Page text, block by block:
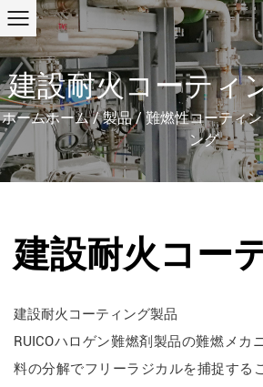
建設耐火コーティ
ホームホーム/製品/難燃性コーティ
ング
建設耐火コー
建設耐火コーティング製品
RUICOハロゲン難燃剤製品の難燃メカ
料の分解でフリーラジカルを捕捉する